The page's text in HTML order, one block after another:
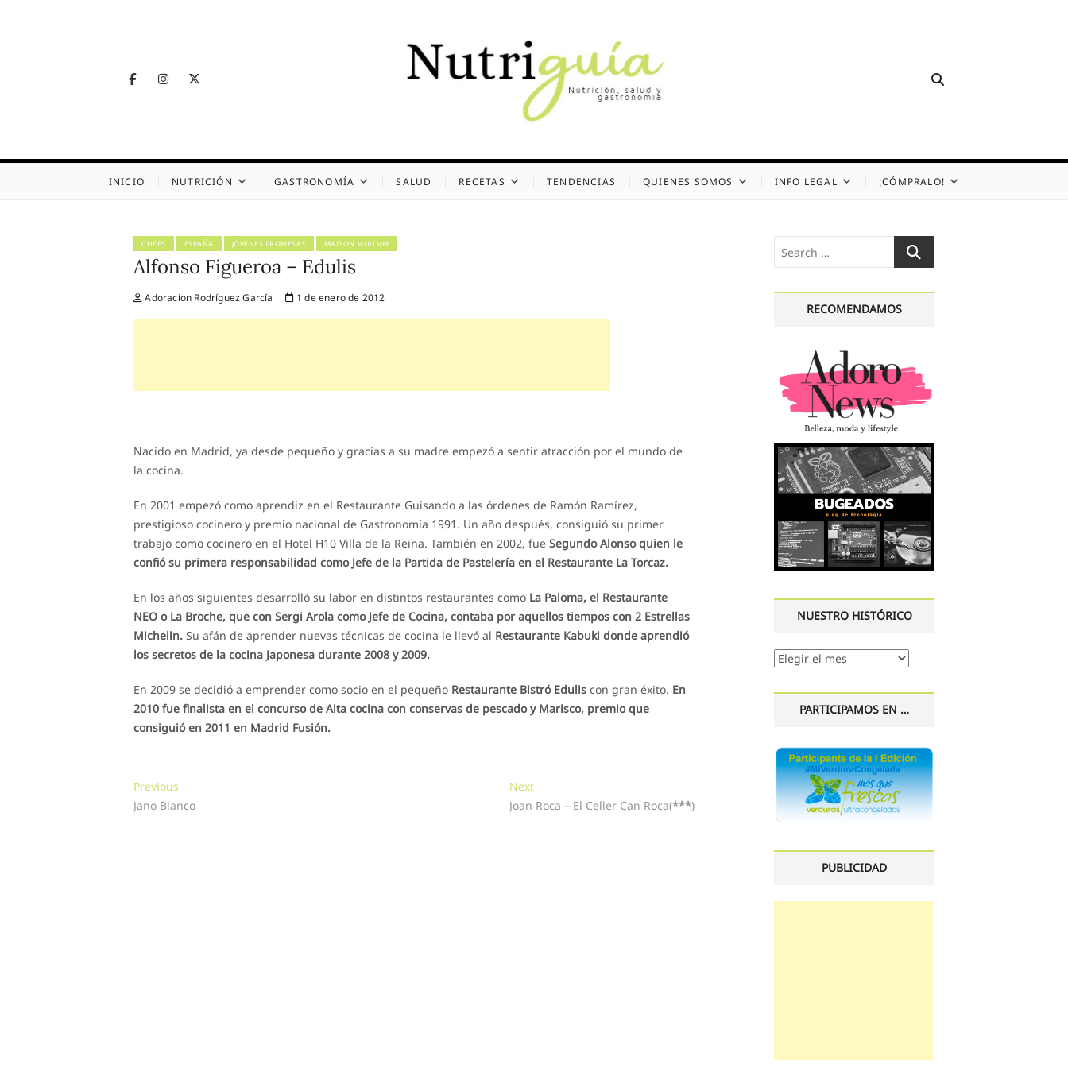
FacebookInstagram
INICIO NUTRICIÓN GASTRONOMÍA SALUD RECETAS TENDENCIAS QUIENES SOMOS INFO LEGAL ¡CÓMPRALO!
CHEFS ESPAÑA JÓVENES PROMESAS MAISON MUUMM
Alfonso Figueroa – Edulis
Adoracion Rodríguez García 1 de enero de 2012
Nacido en Madrid, ya desde pequeño y gracias a su madre empezó a sentir atracción por el mundo de
la cocina.
En 2001 empezó como aprendiz en el Restaurante Guisando a las órdenes de Ramón Ramírez,
prestigioso cocinero y premio nacional de Gastronomía 1991. Un año después, consiguió su primer
trabajo como cocinero en el Hotel H10 Villa de la Reina. También en 2002, fue Segundo Alonso quien le
confió su primera responsabilidad como Jefe de la Partida de Pastelería en el Restaurante La Torcaz.
En los años siguientes desarrolló su labor en distintos restaurantes como La Paloma, el Restaurante
NEO o La Broche, que con Sergi Arola como Jefe de Cocina, contaba por aquellos tiempos con 2 Estrellas
Michelin. Su afán de aprender nuevas técnicas de cocina le llevó al Restaurante Kabuki donde aprendió
los secretos de la cocina Japonesa durante 2008 y 2009.
En 2009 se decidió a emprender como socio en el pequeño Restaurante Bistró Edulis con gran éxito. En
2010 fue finalista en el concurso de Alta cocina con conservas de pescado y Marisco, premio que
consiguió en 2011 en Madrid Fusión.
Navegación
de
Previous
post:
Jano Blanco
NextNext
post:
Joan Roca – El Celler Can Roca(***)
Search
…
RECOMENDAMOS
NUESTRO HISTÓRICO
Nuestro
PARTICIPAMOS EN …
PUBLICIDAD